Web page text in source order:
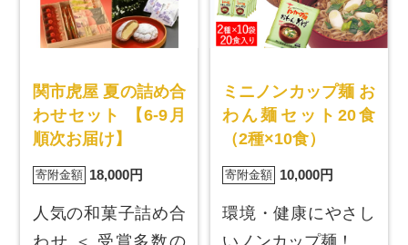
関市虎屋 夏の詰め合
わせセット 【6-9月
順次お届け】
寄附金額 18,000円
人気の和菓子詰め合
ミニノンカップ麺 お
わん麺セット20食
（2種×10食）
寄附金額 10,000円
環境・健康にやさし